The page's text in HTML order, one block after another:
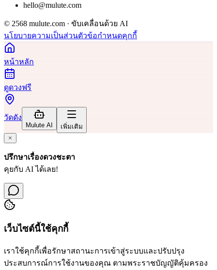
hello@mulute.com
© 2568 mulute.com · ขับเคลื่อนด้วย AI
นโยบายความเป็นส่วนตัวข้อกำหนดคุกกี้
หน้าหลัก
ดูดวงฟรี
วัดดัง
Mulute AI เพิ่มเติม
ปรึกษาเรื่องดวงชะตา
คุยกับ AI ได้เลย!
เว็บไซต์นี้ใช้คุกกี้
เราใช้คุกกี้เพื่อรักษาสถานะการเข้าสู่ระบบและปรับปรุง
ประสบการณ์การใช้งานของคุณ ตามพระราชบัญญัติคุ้มครอง